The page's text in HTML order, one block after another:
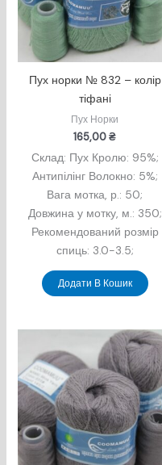
Пух норки № 832 – колір
тіфані
Пух Норки
165,00₴
Склад: Пух Кролю: 95%;
Антипілінг Волокно: 5%;
Вага мотка, р.: 50;
Довжина у мотку, м.: 350;
Рекомендований розмір
спиць: 3.0-3.5;
Додати В Кошик